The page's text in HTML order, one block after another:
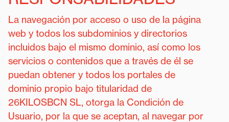
La navegación por acceso o uso de la página
web y todos los subdominios y directorios
incluidos bajo el mismo dominio, así como los
servicios o contenidos que a través de él se
puedan obtener y todos los portales de
dominio propio bajo titularidad de
26KILOSBCN SL, otorga la Condición de
Usuario, por la que se aceptan, al navegar por